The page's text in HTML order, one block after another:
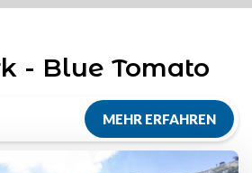
- Blue Tomato
MEHR ERFAHREN